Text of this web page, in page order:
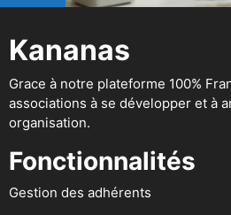
Kananas
Grace à notre plateforme 100%
associations à se développer et à
organisation.
Fonctionnalités
Gestion des adhérents